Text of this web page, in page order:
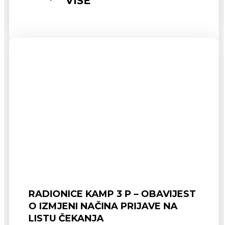
RADIONICE KAMP 3 P – OBAVIJEST
O IZMJENI NAČINA PRIJAVE NA
LISTU ČEKANJA